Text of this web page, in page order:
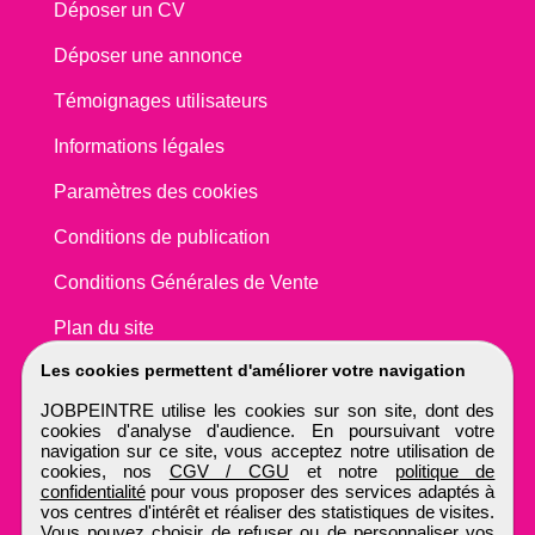
Les cookies permettent d'améliorer votre navigation
JOBPEINTRE utilise les cookies sur son site, dont des
cookies d'analyse d'audience. En poursuivant votre
navigation sur ce site, vous acceptez notre utilisation de
cookies, nos CGV / CGU et notre politique de
confidentialitépour vous proposer des services adaptés à
vos centres d'intérêt et réaliser des statistiques de visites.
Déposer un CV
Déposer une annonce
Témoignages utilisateurs
Informations légales
Paramètres des cookies
Conditions de publication
Conditions Générales de Vente
Plan du site